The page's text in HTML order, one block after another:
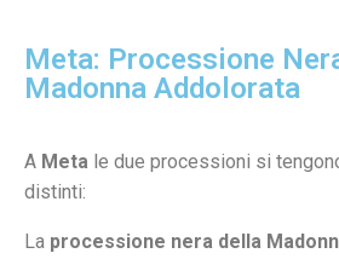
Meta: Processione
Madonna Addolorata
A Meta le due processioni si
distinti:
La processione nera della